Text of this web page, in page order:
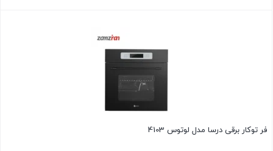
فر توکار برقی درسا مدل لوتوس 4103